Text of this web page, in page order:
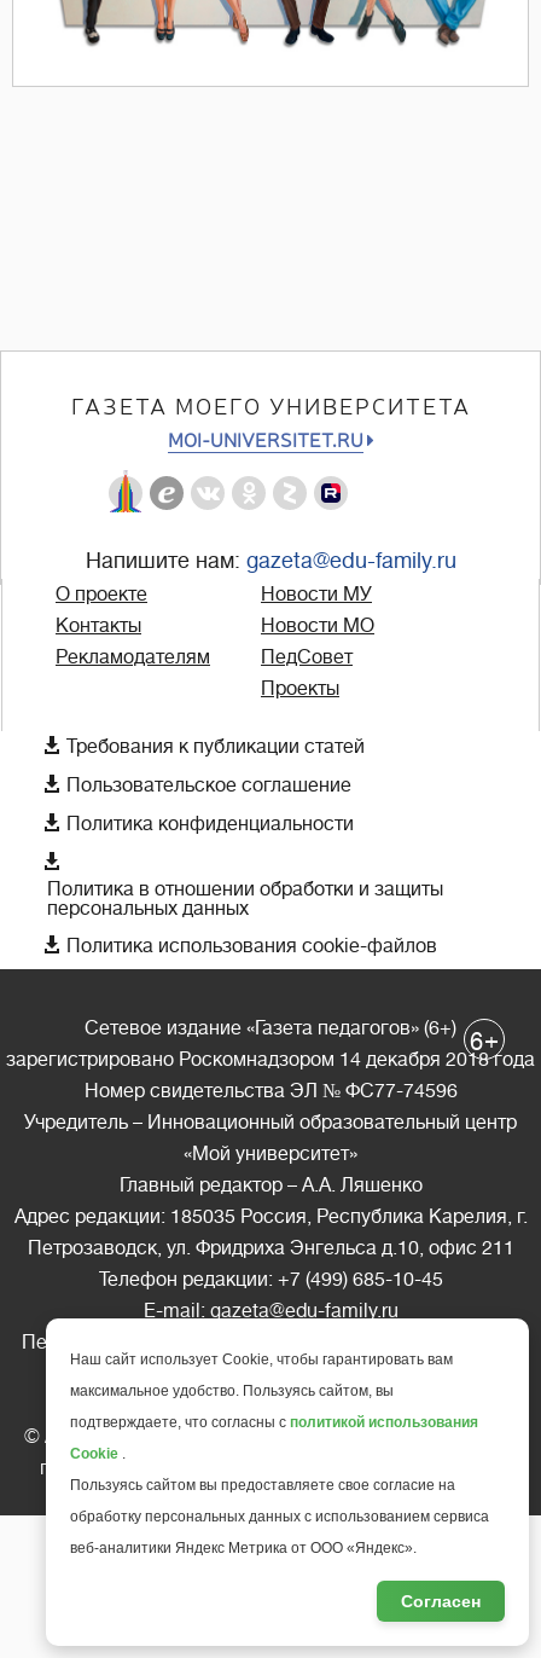
ГАЗЕТА МОЕГО УНИВЕРСИТЕТА
MOI-UNIVERSITET.RU
Напишите нам: gazeta@edu-family.ru
О проекте
Контакты
Рекламодателям
Новости МУ
Новости МО
ПедСовет
Проекты
 Требования к публикации статей
 Пользовательское соглашение
 Политика конфиденциальности

Политика в отношении обработки и защиты
персональных данных
 Политика использования cookie-файлов
Сетевое издание «Газета педагогов» (6+)
зарегистрировано Роскомнадзором 14 декабря 2018 года
Номер свидетельства ЭЛ № ФС77-74596
Учредитель – Инновационный образовательный центр
«Мой университет»
Главный редактор – А.А. Ляшенко
Адрес редакции: 185035 Россия, Республика Карелия, г.
Петрозаводск, ул. Фридриха Энгельса д.10, офис 211
Телефон редакции: +7 (499) 685-10-45
E-mail: gazeta@edu-family.ru
Перепечатка материалов газеты допускается только c
© АНО ДПО "Инновационный образовательный центр
повышения квалификации и переподготовки "
6+
Наш сайт использует Cookie, чтобы гарантировать вам
максимальное удобство. Пользуясь сайтом, вы
подтверждаете, что согласны с политикой использования
Cookie .
Пользуясь сайтом вы предоставляете свое согласие на
обработку персональных данных с использованием сервиса
веб-аналитики Яндекс Метрика от ООО «Яндекс».
Согласен